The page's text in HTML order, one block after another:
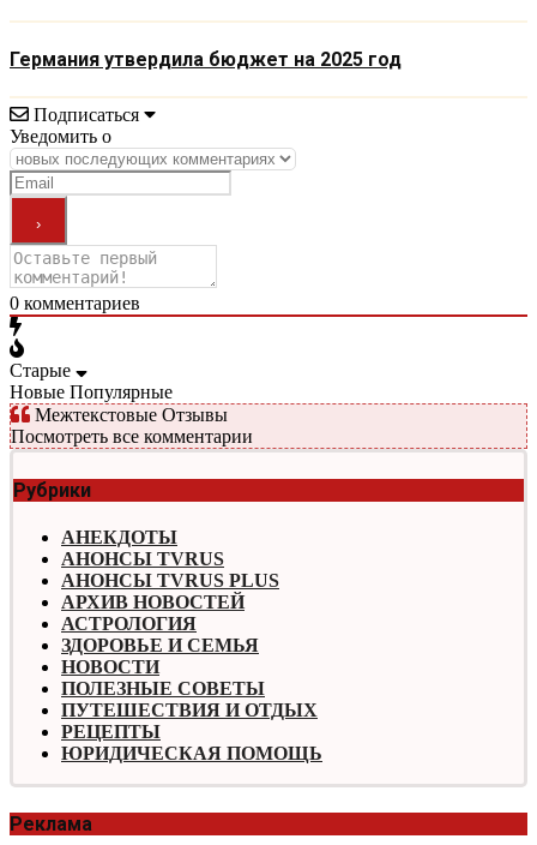
Германия утвердила бюджет на 2025 год
Подписаться
Уведомить о
0 комментариев
Старые
Новые Популярные
Межтекстовые Отзывы
Посмотреть все комментарии
Рубрики
АНЕКДОТЫ
АНОНСЫ TVRUS
АНОНСЫ TVRUS PLUS
АРХИВ НОВОСТЕЙ
АСТРОЛОГИЯ
ЗДОРОВЬЕ И СЕМЬЯ
НОВОСТИ
ПОЛЕЗНЫЕ СОВЕТЫ
ПУТЕШЕСТВИЯ И ОТДЫХ
РЕЦЕПТЫ
ЮРИДИЧЕСКАЯ ПОМОЩЬ
Реклама